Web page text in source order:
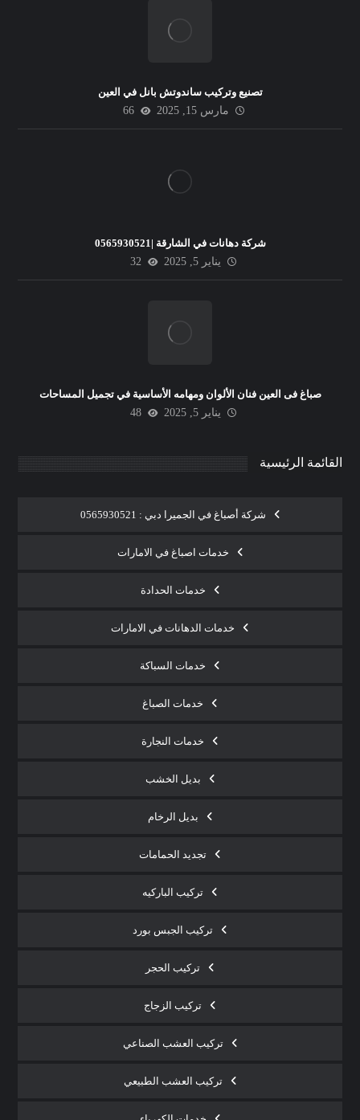
تصنيع وتركيب ساندوتش بانل في العين
مارس 15, 2025
66
شركة دهانات في الشارقة |0565930521
يناير 5, 2025
32
صباغ فى العين فنان الألوان ومهامه الأساسية في تجميل المساحات
يناير 5, 2025
48
القائمة الرئيسية
شركة أصباغ في الجميرا دبي : 0565930521
خدمات اصباغ في الامارات
خدمات الحدادة
خدمات الدهانات في الامارات
خدمات السباكة
خدمات الصباغ
خدمات النجارة
بديل الخشب
بديل الرخام
تجديد الحمامات
تركيب الباركيه
تركيب الجبس بورد
تركيب الحجر
تركيب الزجاج
تركيب العشب الصناعي
تركيب العشب الطبيعي